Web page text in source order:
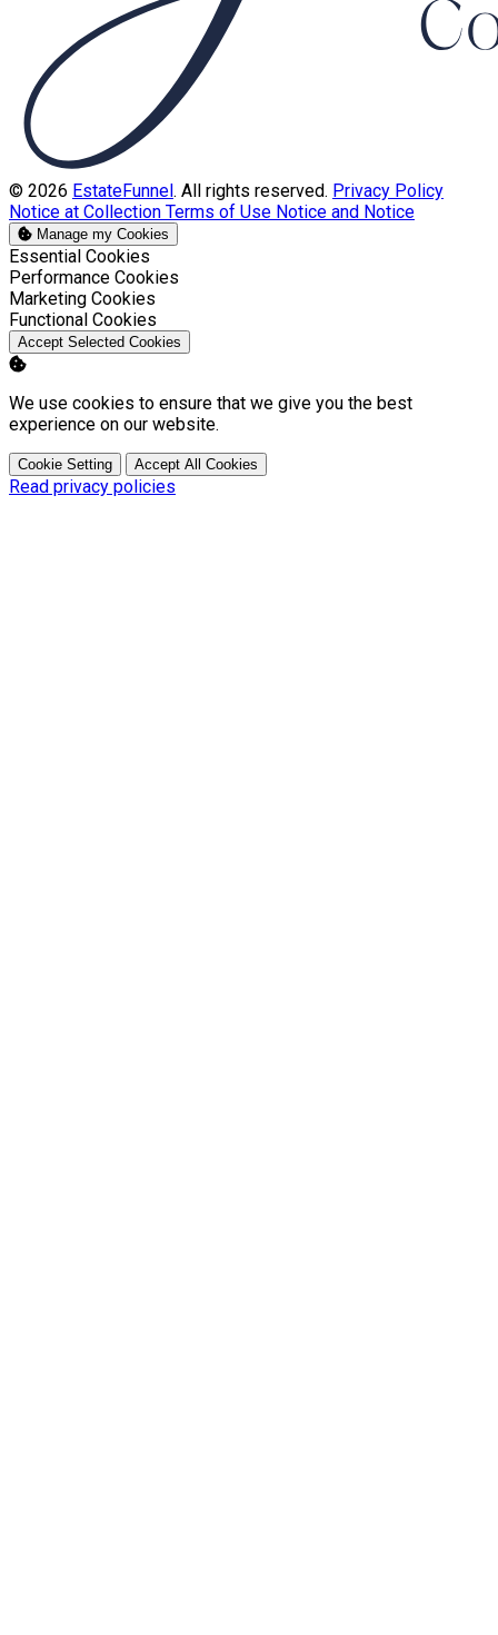
© 2026 EstateFunnel. All rights reserved. Privacy Policy
Notice at Collection Terms of Use Notice and Notice
Manage my Cookies
Enable
Essential Cookies
Enable
Performance Cookies
Enable
Marketing Cookies
Enable
Functional Cookies
Accept Selected Cookies
We use cookies to ensure that we give you the best
experience on our website.
Cookie Setting Accept All Cookies
Read privacy policies